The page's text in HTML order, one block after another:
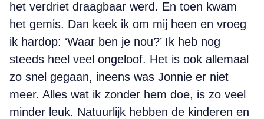
het verdriet draagbaar werd. En toen kwam
het gemis. Dan keek ik om mij heen en vroeg
ik hardop: ‘Waar ben je nou?’ Ik heb nog
steeds heel veel ongeloof. Het is ook allemaal
zo snel gegaan, ineens was Jonnie er niet
meer. Alles wat ik zonder hem doe, is zo veel
minder leuk. Natuurlijk hebben de kinderen en